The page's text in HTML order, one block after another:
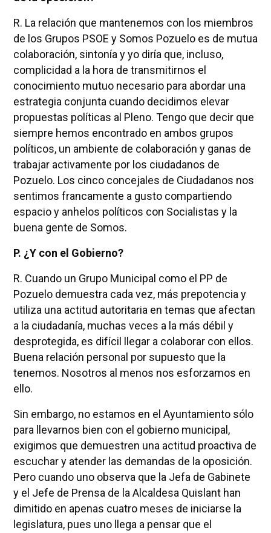
R. La relación que mantenemos con los miembros
de los Grupos PSOE y Somos Pozuelo es de mutua
colaboración, sintonía y yo diría que, incluso,
complicidad a la hora de transmitirnos el
conocimiento mutuo necesario para abordar una
estrategia conjunta cuando decidimos elevar
propuestas políticas al Pleno. Tengo que decir que
siempre hemos encontrado en ambos grupos
políticos, un ambiente de colaboración y ganas de
trabajar activamente por los ciudadanos de
Pozuelo. Los cinco concejales de Ciudadanos nos
sentimos francamente a gusto compartiendo
espacio y anhelos políticos con Socialistas y la
buena gente de Somos.
P. ¿Y con el Gobierno?
R. Cuando un Grupo Municipal como el PP de
Pozuelo demuestra cada vez, más prepotencia y
utiliza una actitud autoritaria en temas que afectan
a la ciudadanía, muchas veces a la más débil y
desprotegida, es difícil llegar a colaborar con ellos.
Buena relación personal por supuesto que la
tenemos. Nosotros al menos nos esforzamos en
ello.
Sin embargo, no estamos en el Ayuntamiento sólo
para llevarnos bien con el gobierno municipal,
exigimos que demuestren una actitud proactiva de
escuchar y atender las demandas de la oposición.
Pero cuando uno observa que la Jefa de Gabinete
y el Jefe de Prensa de la Alcaldesa Quislant han
dimitido en apenas cuatro meses de iniciarse la
legislatura, pues uno llega a pensar que el